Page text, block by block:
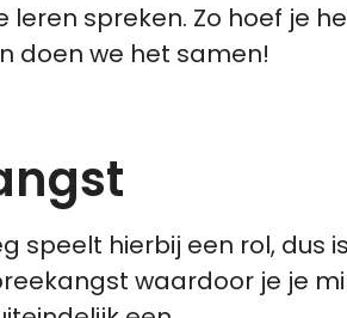
leren spreken. Zo hoef je
doen we het samen!
speelt hierbij een rol, dus
waardoor je je